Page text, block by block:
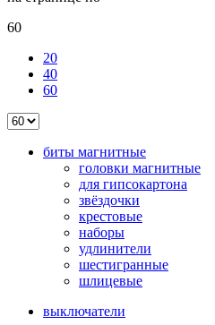
60
20
40
60
биты магнитные
головки магнитные
для гипсокартона
звёздочки
крестовые
наборы
удлинители
шестигранные
шлицевые
выключатели